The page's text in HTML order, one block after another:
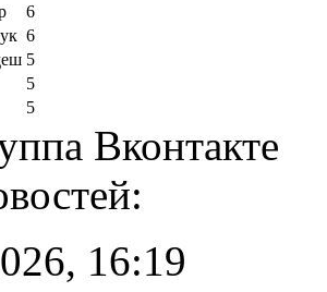
6
6
5
5
5
Вконтакте
16:19